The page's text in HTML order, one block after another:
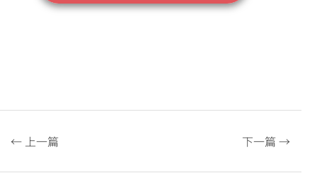
← 上一篇 下一篇 →